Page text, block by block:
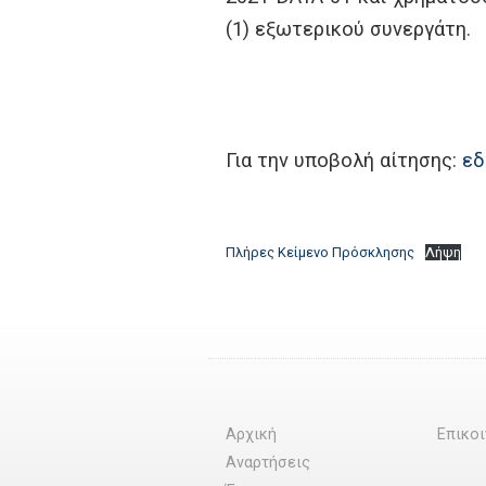
(1) εξωτερικού συνεργάτη.
Για την υποβολή αίτησης:
Πλήρες Κείμενο Πρόσκλησης Λήψη
Αρχική
Αναρτήσεις